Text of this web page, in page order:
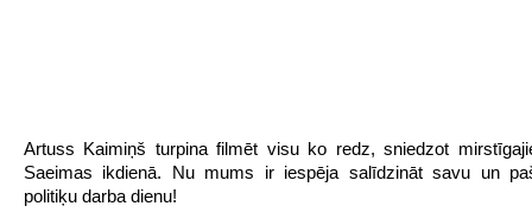
Artuss Kaimiņš turpina filmēt visu ko redz, sniedzot
Saeimas ikdienā. Nu mums ir iespēja salīdzināt savu un
politiķu darba dienu!